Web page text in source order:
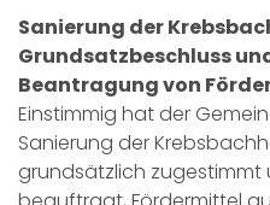
Sanierung der
Grundsatzbeschluss
Beantragung von
Einstimmig hat der
Sanierung der
grundsätzlich zugestimmt